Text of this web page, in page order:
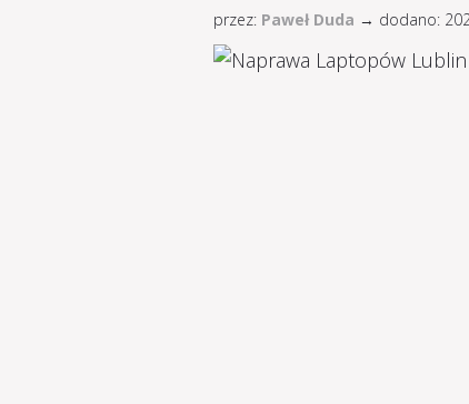
przez: Paweł Duda → dodano: